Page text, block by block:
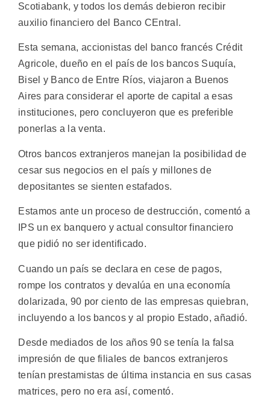
Scotiabank, y todos los demás debieron recibir
auxilio financiero del Banco CEntral.
Esta semana, accionistas del banco francés Crédit
Agricole, dueño en el país de los bancos Suquía,
Bisel y Banco de Entre Ríos, viajaron a Buenos
Aires para considerar el aporte de capital a esas
instituciones, pero concluyeron que es preferible
ponerlas a la venta.
Otros bancos extranjeros manejan la posibilidad de
cesar sus negocios en el país y millones de
depositantes se sienten estafados.
Estamos ante un proceso de destrucción, comentó a
IPS un ex banquero y actual consultor financiero
que pidió no ser identificado.
Cuando un país se declara en cese de pagos,
rompe los contratos y devalúa en una economía
dolarizada, 90 por ciento de las empresas quiebran,
incluyendo a los bancos y al propio Estado, añadió.
Desde mediados de los años 90 se tenía la falsa
impresión de que filiales de bancos extranjeros
tenían prestamistas de última instancia en sus casas
matrices, pero no era así, comentó.